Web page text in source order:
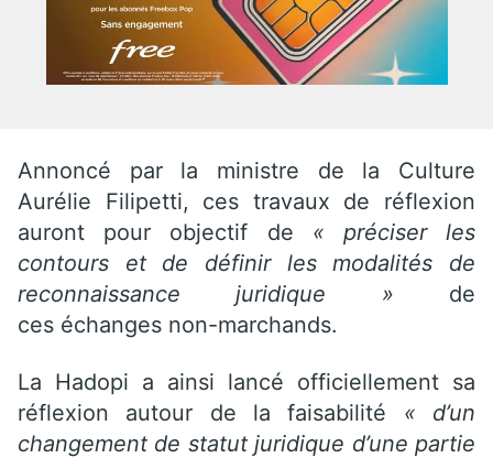
Annoncé par la ministre de la Culture
Aurélie Filipetti, ces travaux de réflexion
auront pour objectif de « préciser les
contours et de définir les modalités de
reconnaissance juridique » de
ces échanges non-marchands.
La Hadopi a ainsi lancé officiellement sa
réflexion autour de la faisabilité « d’un
changement de statut juridique d’une partie